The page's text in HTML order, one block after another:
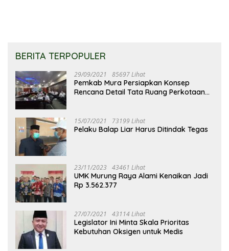
BERITA TERPOPULER
29/09/2021 85697 Lihat
Pemkab Mura Persiapkan Konsep
Rencana Detail Tata Ruang Perkotaan
15/07/2021 73199 Lihat
Pelaku Balap Liar Harus Ditindak Tegas
23/11/2023 43461 Lihat
UMK Murung Raya Alami Kenaikan Jadi
Rp 3.562.377
27/07/2021 43114 Lihat
Legislator Ini Minta Skala Prioritas
Kebutuhan Oksigen untuk Medis